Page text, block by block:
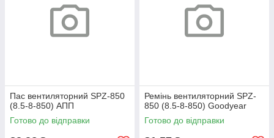
Пас вентиляторний SPZ-850
(8.5-8-850) АПП
Готово до відправки
Ремінь вентиляторний SPZ-
850 (8.5-8-850) Goodyear
Готово до відправки